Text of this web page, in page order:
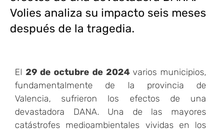
Volies analiza su impacto seis meses
después de la tragedia.
El 29 de octubre de 2024varios municipios,
fundamentalmente de la provincia de
Valencia, sufrieron los efectos de una
devastadora DANA. Una de las mayores
catástrofes medioambientales vividas en los